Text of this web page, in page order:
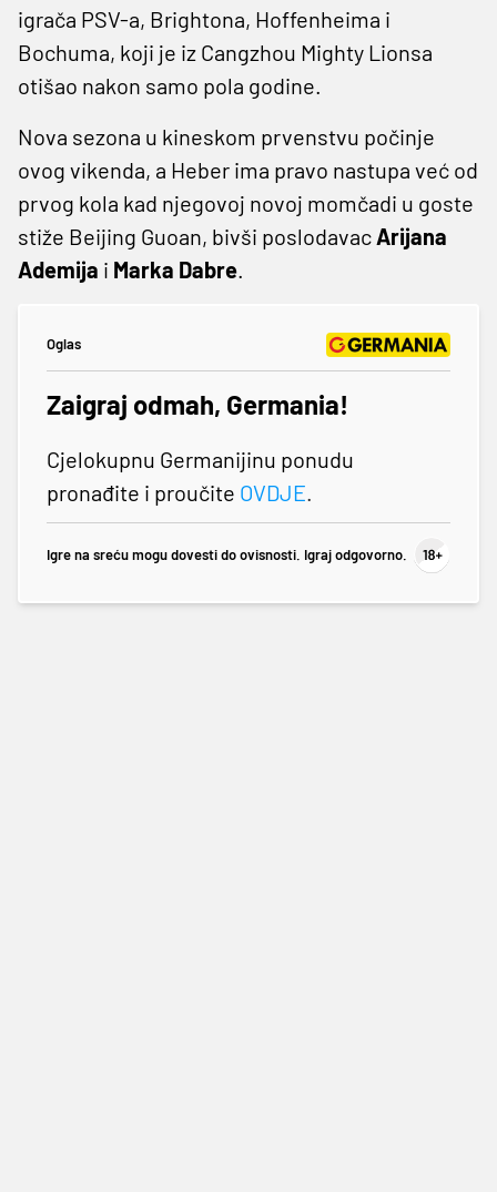
igrača PSV-a, Brightona, Hoffenheima i
Bochuma, koji je iz Cangzhou Mighty Lionsa
otišao nakon samo pola godine.
Nova sezona u kineskom prvenstvu počinje
ovog vikenda, a Heber ima pravo nastupa već od
prvog kola kad njegovoj novoj momčadi u goste
stiže Beijing Guoan, bivši poslodavac Arijana
Ademija i Marka Dabre.
Oglas
Zaigraj odmah, Germania!
Cjelokupnu Germanijinu ponudu
pronađite i proučite OVDJE.
Igre na sreću mogu dovesti do ovisnosti. Igraj odgovorno.